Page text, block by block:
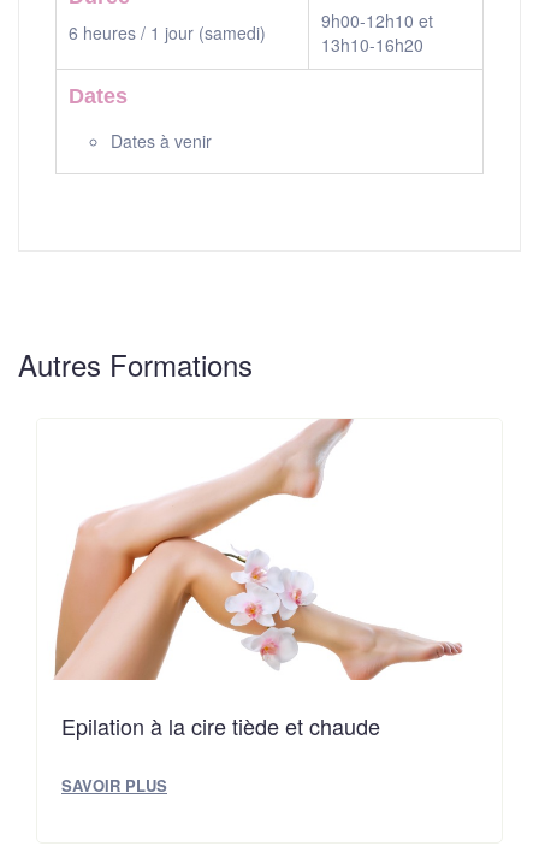
6 heures / 1 jour (samedi)
9h00-12h10 et
13h10-16h20
Dates
Dates à venir
Autres Formations
Epilation à la cire tiède et chaude
SAVOIR PLUS